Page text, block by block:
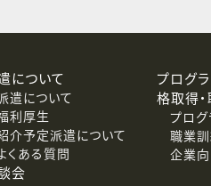
ります。
の停止、消去および第三者への
について
遣について
利厚生
介予定派遣について
くある質問
会
プログ
格取得
プログ
職業
企業